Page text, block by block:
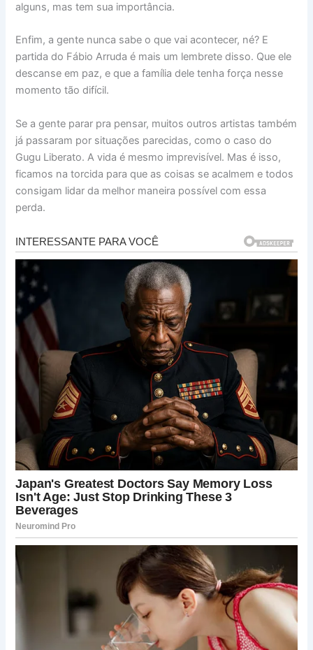
alguns, mas tem sua importância.
Enfim, a gente nunca sabe o que vai acontecer, né? E
partida do Fábio Arruda é mais um lembrete disso. Que ele
descanse em paz, e que a família dele tenha força nesse
momento tão difícil.
Se a gente parar pra pensar, muitos outros artistas também
já passaram por situações parecidas, como o caso do
Gugu Liberato. A vida é mesmo imprevisível. Mas é isso,
ficamos na torcida para que as coisas se acalmem e todos
consigam lidar da melhor maneira possível com essa
perda.